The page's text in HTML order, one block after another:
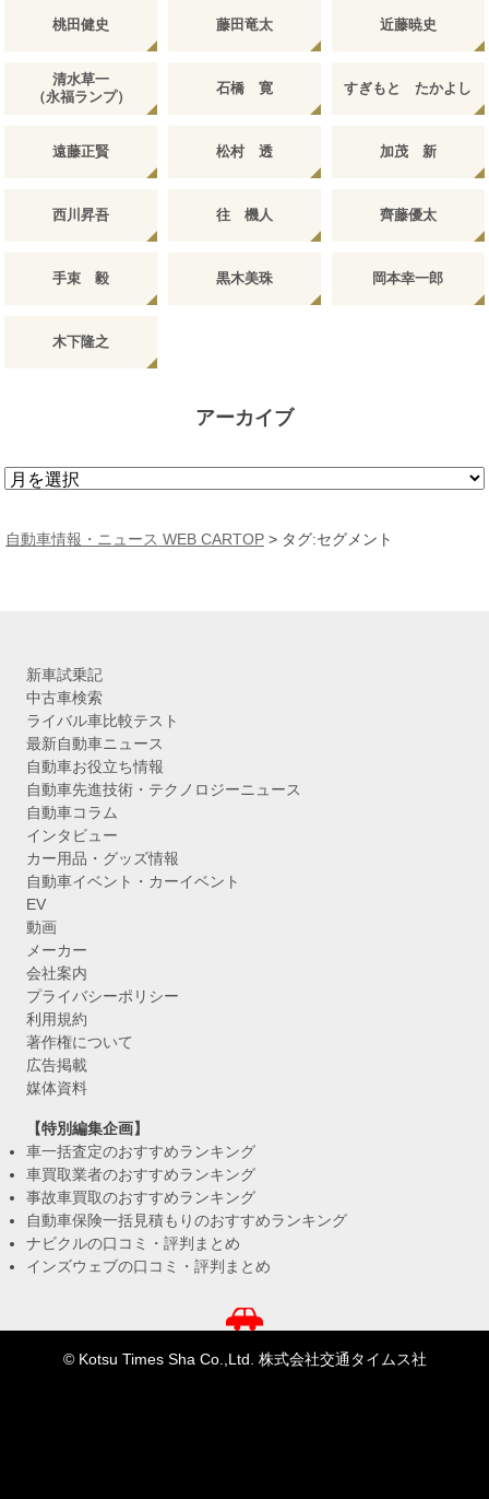
桃田健史 藤田竜太 近藤暁史
清水草一
（永福ランプ）
石橋 寛 すぎもと たかよし
遠藤正賢 松村 透 加茂 新
西川昇吾 往 機人 齊藤優太
手束 毅 黒木美珠 岡本幸一郎
木下隆之
アーカイブ
ア
カ
自動車情報・ニュース WEB CARTOP > タグ:セグメント
新車試乗記
中古車検索
ライバル車比較テスト
最新自動車ニュース
自動車お役立ち情報
自動車先進技術・テクノロジーニュース
自動車コラム
インタビュー
カー用品・グッズ情報
自動車イベント・カーイベント
EV
動画
メーカー
会社案内
プライバシーポリシー
利用規約
著作権について
広告掲載
媒体資料
【特別編集企画】
車一括査定のおすすめランキング
車買取業者のおすすめランキング
事故車買取のおすすめランキング
自動車保険一括見積もりのおすすめランキング
ナビクルの口コミ・評判まとめ
インズウェブの口コミ・評判まとめ
© Kotsu Times Sha Co.,Ltd. 株式会社交通タイムス社